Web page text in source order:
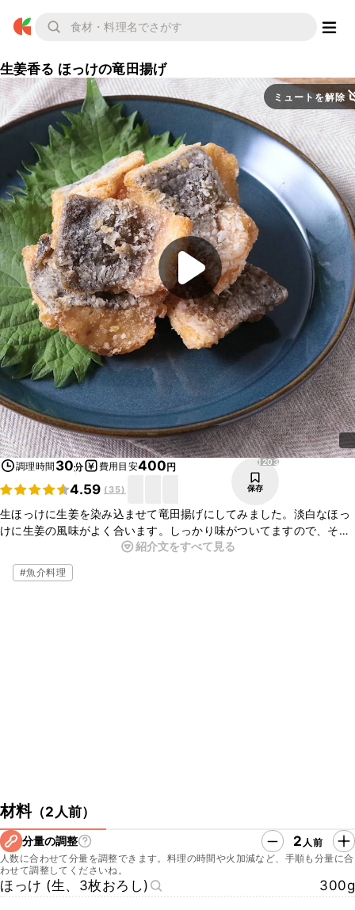
生姜香る ほっけの竜田揚げ
ミュートを解除
調理時間 30分 費用目安400円
4.59 ( 35)
1203
保存
生ほっけに生姜を染み込ませて竜田揚げにしてみました。淡白なほっ
けに生姜の風味がよく合います。しっかり味がついてますので、その
ままでも美味しく頂けます。開きでも美味しく出来ますので、是非お
試しくださいね。
紹介文をすべて見る
#魚介料理
材料（2人前）
分量の調整 2 人前
人数に合わせて分量を調整できます。料理の時間や火加減など、手順も分量に合
わせて調整してくださいね。
ほっけ (生、3枚おろし) 300g